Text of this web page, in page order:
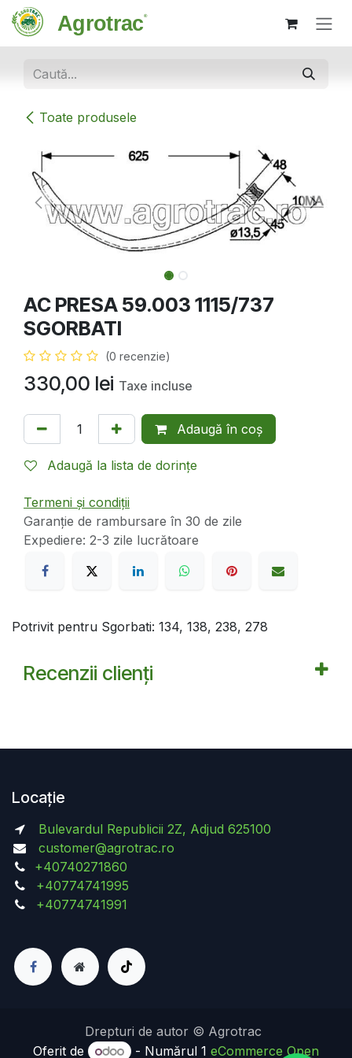
Sari la conținut
Toate produsele
AC PRESA 59.003 1115/737
SGORBATI
(0 recenzie)
330,00 lei Taxe incluse
Adaugă în coș
Adaugă la lista de dorințe
Termeni și condiții
Garanție de rambursare în 30 de zile
Expediere: 2-3 zile lucrătoare
Potrivit pentru Sgorbati: 134, 138, 238, 278
Recenzii clienți
Locație
Bulevardul Republicii 2Z, Adjud 625100
customer@agrotrac.ro
+40740271860
+40774741995
+40774741991
Drepturi de autor © Agrotrac
Oferit de
- Numărul 1 eCommerce Open